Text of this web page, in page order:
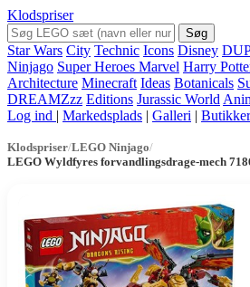
Klodspriser
Søg
Star Wars City Technic Icons Disney
Ninjago Super Heroes Marvel Harry
Architecture Minecraft Ideas Botanicals
DREAMZzz Editions Jurassic World
Log ind | Markedsplads | Galleri | Butikker
Klodspriser/LEGO Ninjago/
LEGO Wyldfyres forvandlingsdrage-mech